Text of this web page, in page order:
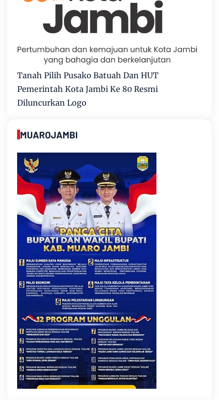
Tanah Pilih Pusako Batuah Dan HUT
Pemerintah Kota Jambi Ke 80 Resmi
Diluncurkan Logo
MUAROJAMBI